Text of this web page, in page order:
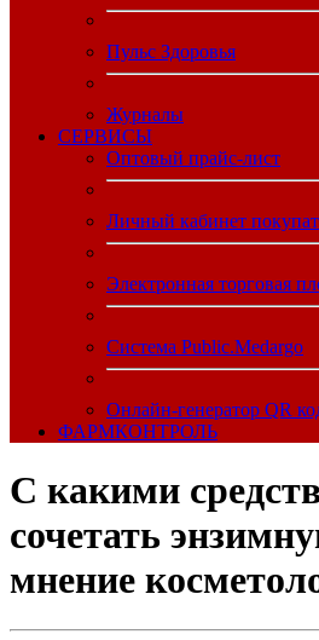
Пульс Здоровья
Журналы
CЕРВИСЫ
Оптовый прайс-лист
Личный кабинет
Электронная торговая
Система Public.Medargo
Онлайн-генератор QR
ФАРМКОНТРОЛЬ
С какими
сочетать
мнение